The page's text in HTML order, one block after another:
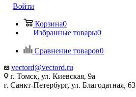
Войти
Корзина0
Избранные товары0
Сравнение товаров0
vectord@vectord.ru
г. Томск, ул. Киевская, 9а
г. Санкт-Петербург, ул. Благодатная, 63